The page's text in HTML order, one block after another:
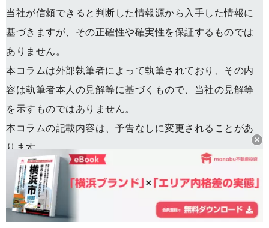
当社が信頼できると判断した情報源から入手した情報に
基づきますが、その正確性や確実性を保証するものでは
ありません。
本コラムは外部執筆者によって執筆されており、その内
容は執筆者本人の見解等に基づくもので、当社の見解等
を示すものではありません。
本コラムの記載内容は、予告なしに変更されることがあ
ります。
著者
manabu不動産投資編集部
フォロー